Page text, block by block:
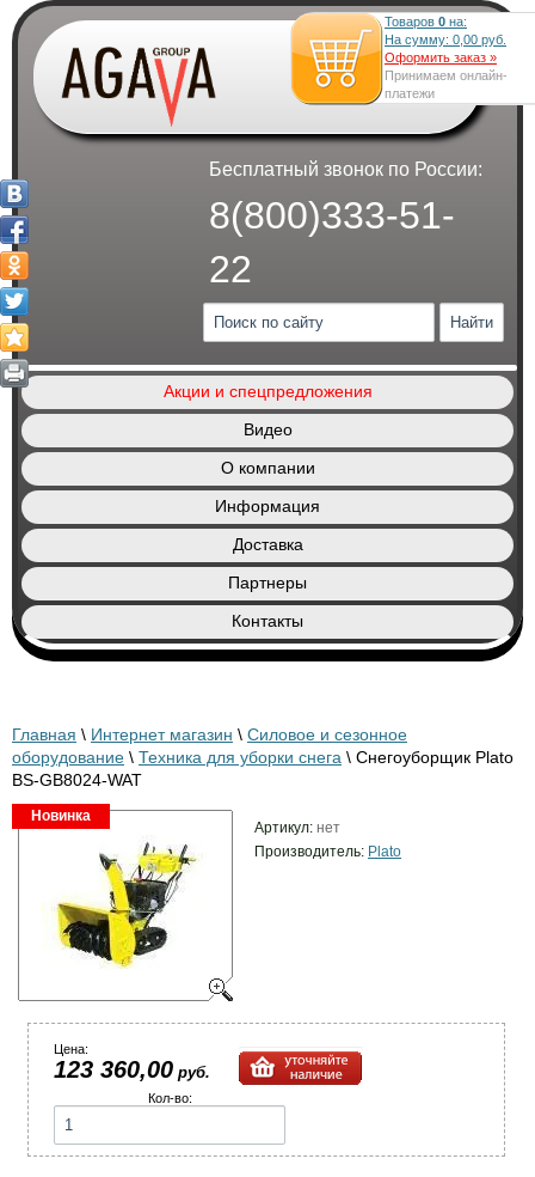
Товаров 0 на:
На сумму: 0,00 руб.
Оформить заказ »
Принимаем онлайн-
платежи
Бесплатный звонок по России:
8(800)333-51-
22
Акции и спецпредложения
Видео
О компании
Информация
Доставка
Партнеры
Контакты
Главная \ Интернет магазин \ Силовое и сезонное
оборудование \ Техника для уборки снега \ Снегоуборщик Plato
BS-GB8024-WAT
Новинка
Артикул: нет
Производитель: Plato
Цена:
123 360,00 руб.
Кол-во: